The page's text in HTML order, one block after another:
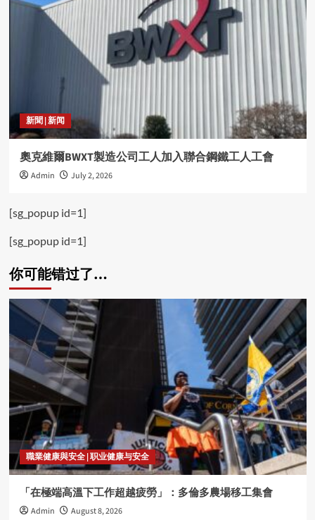
新聞 | 新闻
奧克維爾BWXT製造公司工人加入聯合鋼鐵工人工會
Admin July 2, 2026
[sg_popup id=1]
[sg_popup id=1]
你可能错过了…
職業健康與安全 | 职业健康与安全
「在極端高溫下工作超越疲勞」：多倫多農場移工集會
Admin August 8, 2026